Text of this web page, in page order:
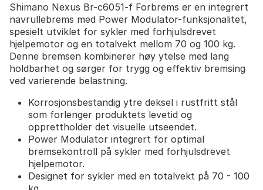
Shimano Nexus Br-c6051-f Forbrems er en integrert
navrullebrems med Power Modulator-funksjonalitet,
spesielt utviklet for sykler med forhjulsdrevet
hjelpemotor og en totalvekt mellom 70 og 100 kg.
Denne bremsen kombinerer høy ytelse med lang
holdbarhet og sørger for trygg og effektiv bremsing
ved varierende belastning.
Korrosjonsbestandig ytre deksel i rustfritt stål
som forlenger produktets levetid og
opprettholder det visuelle utseendet.
Power Modulator integrert for optimal
bremsekontroll på sykler med forhjulsdrevet
hjelpemotor.
Designet for sykler med en totalvekt på 70 - 100